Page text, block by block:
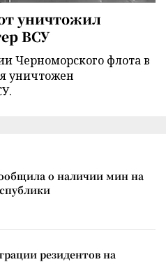
уничтожил
ВСУ
Черноморского флота в
уничтожен
о наличии мин на
резидентов на